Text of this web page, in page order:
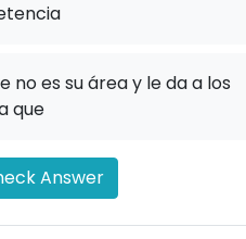
no es su área y le da a los
que
Answer